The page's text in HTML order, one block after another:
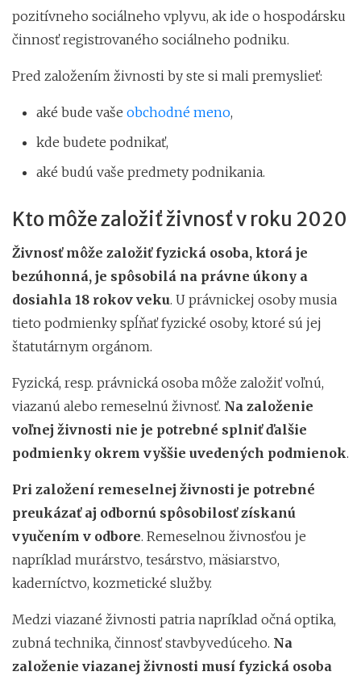
pozitívneho sociálneho vplyvu, ak ide o hospodársku
činnosť registrovaného sociálneho podniku.
Pred založením živnosti by ste si mali premyslieť:
aké bude vaše obchodné meno,
kde budete podnikať,
aké budú vaše predmety podnikania.
Kto môže založiť živnosť v roku 2020
Živnosť môže založiť fyzická osoba, ktorá je
bezúhonná, je spôsobilá na právne úkony a
dosiahla 18 rokov veku. U právnickej osoby musia
tieto podmienky spĺňať fyzické osoby, ktoré sú jej
štatutárnym orgánom.
Fyzická, resp. právnická osoba môže založiť voľnú,
viazanú alebo remeselnú živnosť. Na založenie
voľnej živnosti nie je potrebné splniť ďalšie
podmienky okrem vyššie uvedených podmienok.
Pri založení remeselnej živnosti je potrebné
preukázať aj odbornú spôsobilosť získanú
vyučením v odbore. Remeselnou živnosťou je
napríklad murárstvo, tesárstvo, mäsiarstvo,
kaderníctvo, kozmetické služby.
Medzi viazané živnosti patria napríklad očná optika,
zubná technika, činnosť stavbyvedúceho. Na
založenie viazanej živnosti musí fyzická osoba